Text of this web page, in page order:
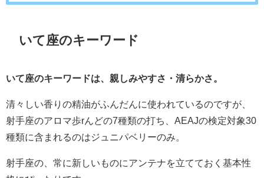
いて座のキーワード
いて座のキーワードは、親しみやすさ・清らかさ。
清々しい香りの精油がふんだんに使われているのですが、
射手座のアロマ歩rんどの7種類の打ち、AEAJの検定対象30
種類に含まれるのはジュニパベリーのみ。
射手座の、常に新しいものにアンテナを立てておく基本性